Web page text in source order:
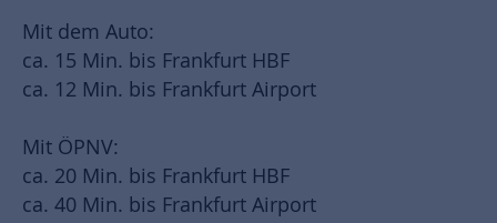
Mit dem Auto:
ca. 15 Min. bis Frankfurt HBF
ca. 12 Min. bis Frankfurt Airport
Mit ÖPNV:
ca. 20 Min. bis Frankfurt HBF
ca. 40 Min. bis Frankfurt Airport